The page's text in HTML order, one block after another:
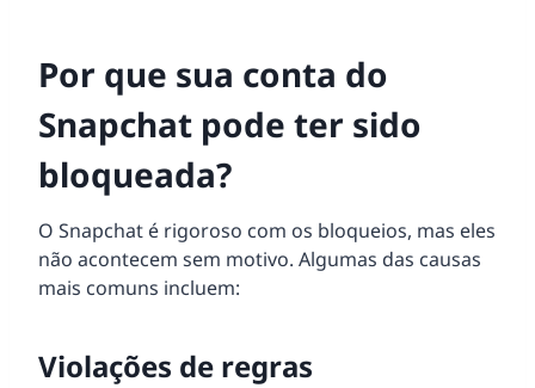
Por que sua conta do
Snapchat pode ter sido
bloqueada?
O Snapchat é rigoroso com os bloqueios, mas eles
não acontecem sem motivo. Algumas das causas
mais comuns incluem:
Violações de regras